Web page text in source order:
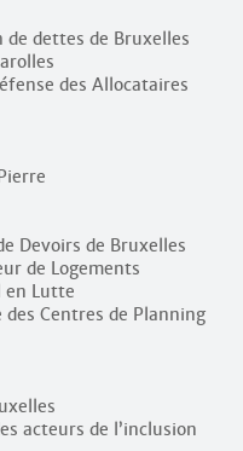
de dettes de Bruxelles
des Allocataires
Devoirs de Bruxelles
de Logements
en Lutte
des Centres de Planning
acteurs de l’inclusion